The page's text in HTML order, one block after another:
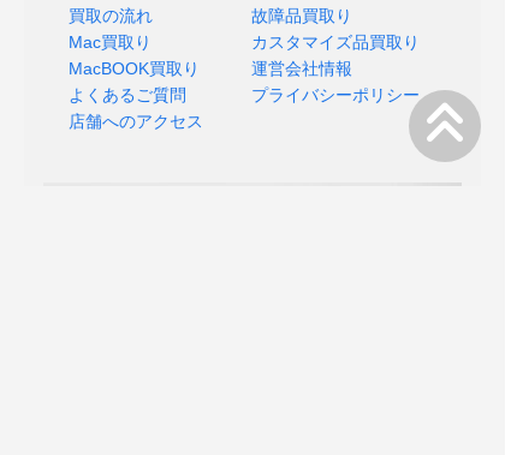
買取の流れ
Mac買取り
MacBOOK買取り
よくあるご質問
店舗へのアクセス
故障品買取り
カスタマイズ品買取り
運営会社情報
プライバシーポリシー